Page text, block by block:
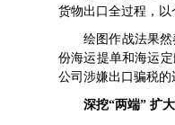
货物出口全过程，
绘图作战法果
份海运提单和海运
公司涉嫌出口骗税的
深挖“两端” 扩